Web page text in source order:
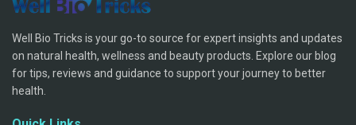
Well Bio Tricks is your go-to source for expert insights and updates
on natural health, wellness and beauty products. Explore our blog
for tips, reviews and guidance to support your journey to better
health.